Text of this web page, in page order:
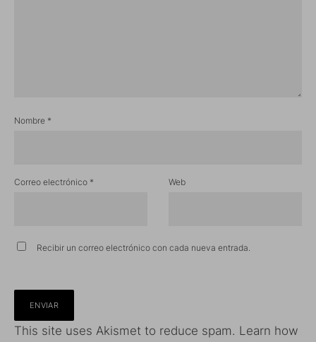
Nombre *
Correo electrónico * Web
Recibir un correo electrónico con cada nueva entrada.
This site uses Akismet to reduce spam. Learn how